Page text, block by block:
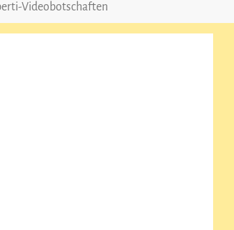
Videobotschaften